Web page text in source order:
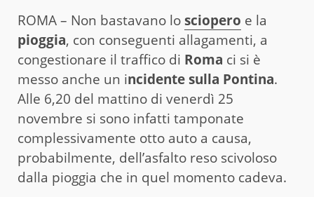
ROMA – Non bastavano lo sciopero e la
pioggia, con conseguenti allagamenti, a
congestionare il traffico di Roma ci si è
messo anche un incidente sulla Pontina.
Alle 6,20 del mattino di venerdì 25
novembre si sono infatti tamponate
complessivamente otto auto a causa,
probabilmente, dell’asfalto reso scivoloso
dalla pioggia che in quel momento cadeva.